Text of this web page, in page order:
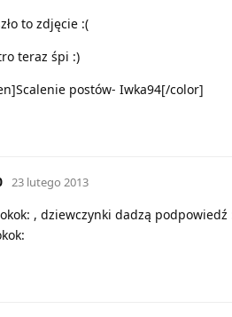
to zdjęcie :(
teraz śpi :)
postów- Iwka94[/color]
23 lutego 2013
, dziewczynki dadzą